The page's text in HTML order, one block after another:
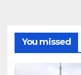
You missed